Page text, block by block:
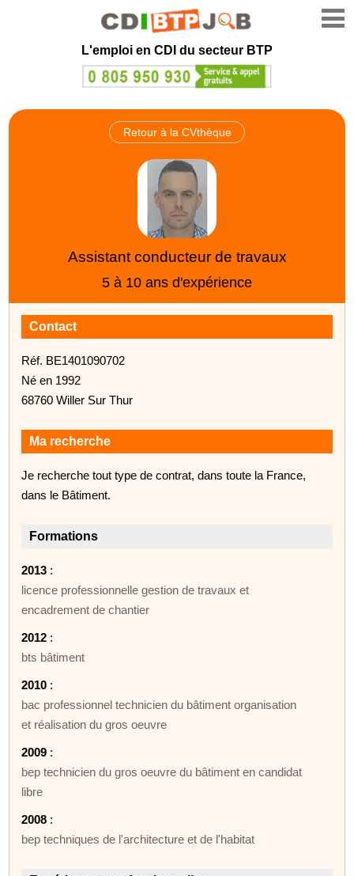
L'emploi en CDI du secteur BTP
Retour à la CVthèque
Assistant conducteur de travaux
5 à 10 ans d'expérience
Contact
Réf. BE1401090702
Né en 1992
68760 Willer Sur Thur
Ma recherche
Je recherche tout type de contrat, dans toute la France,
dans le Bâtiment.
Formations
2013 :
licence professionnelle gestion de travaux et
encadrement de chantier
2012 :
bts bâtiment
2010 :
bac professionnel technicien du bâtiment organisation
et réalisation du gros oeuvre
2009 :
bep technicien du gros oeuvre du bâtiment en candidat
libre
2008 :
bep techniques de l'architecture et de l'habitat